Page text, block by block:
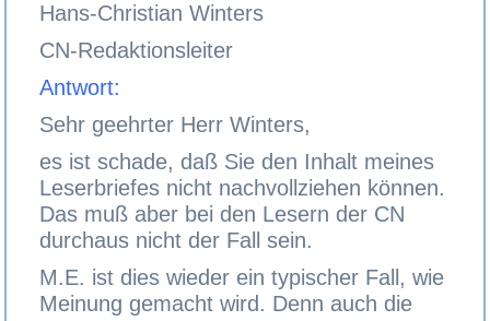
Hans-Christian Winters
CN-Redaktionsleiter
Antwort:
Sehr geehrter Herr Winters,
es ist schade, daß Sie den Inhalt meines
Leserbriefes nicht nachvollziehen können.
Das muß aber bei den Lesern der CN
durchaus nicht der Fall sein.
M.E. ist dies wieder ein typischer Fall, wie
Meinung gemacht wird. Denn auch die